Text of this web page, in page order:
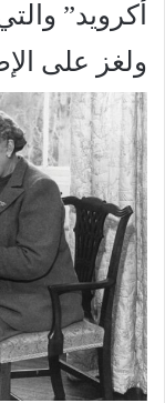
أكرويد”
ولغز على